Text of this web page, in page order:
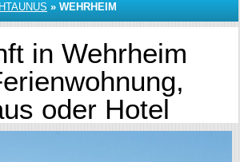
» WEHRHEIM
in Wehrheim
oder Hotel